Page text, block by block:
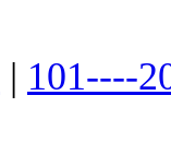
| 101----